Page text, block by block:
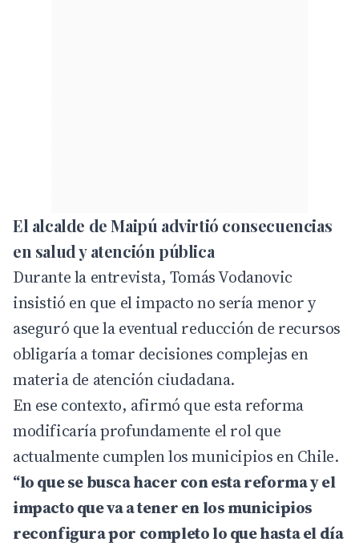
El alcalde de Maipú advirtió consecuencias
en salud y atención pública
Durante la entrevista, Tomás Vodanovic
insistió en que el impacto no sería menor y
aseguró que la eventual reducción de recursos
obligaría a tomar decisiones complejas en
materia de atención ciudadana.
En ese contexto, afirmó que esta reforma
modificaría profundamente el rol que
actualmente cumplen los municipios en Chile.
“lo que se busca hacer con esta reforma y el
impacto que va a tener en los municipios
reconfigura por completo lo que hasta el día